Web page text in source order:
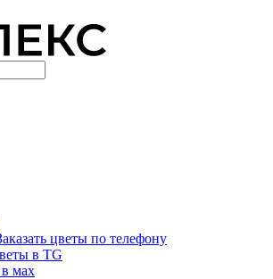
цветы по телефону
в TG
в мах